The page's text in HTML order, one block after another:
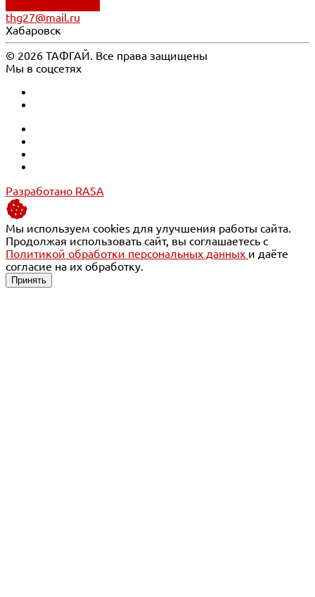
thg27@mail.ru
Хабаровск
© 2026 ТАФГАЙ. Все права защищены
Мы в соцсетях
Разработано RASA
Мы используем cookies для улучшения работы сайта.
Продолжая использовать сайт, вы соглашаетесь с
Политикой обработки персональных данных и даёте
согласие на их обработку.
Принять